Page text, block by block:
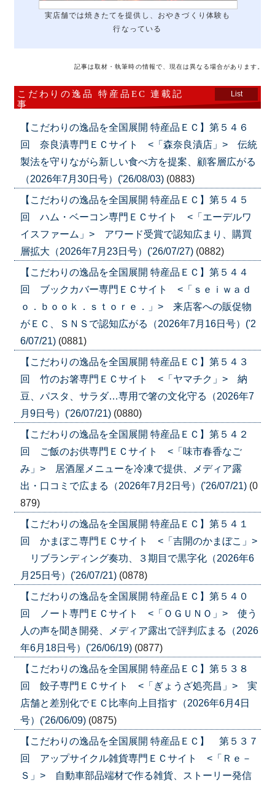
実店舗では焼きたてを提供し、おやきづくり体験も
行なっている
記事は取材・執筆時の情報で、現在は異なる場合があります。
こだわりの逸品 特産品EC 連載記
事
List
【こだわりの逸品を全国展開 特産品ＥＣ】第５４６
回 奈良漬専門ＥＣサイト <「森奈良漬店」> 伝統
製法を守りながら新しい食べ方を提案、顧客層広がる
（2026年7月30日号）('26/08/03) (0883)
【こだわりの逸品を全国展開 特産品ＥＣ】第５４５
回 ハム・ベーコン専門ＥＣサイト <「エーデルワ
イスファーム」> アワード受賞で認知広まり、購買
層拡大（2026年7月23日号）('26/07/27) (0882)
【こだわりの逸品を全国展開 特産品ＥＣ】第５４４
回 ブックカバー専門ＥＣサイト <「ｓｅｉｗａｄ
ｏ．ｂｏｏｋ．ｓｔｏｒｅ．」> 来店客への販促物
がＥＣ、ＳＮＳで認知広がる（2026年7月16日号）('2
6/07/21) (0881)
【こだわりの逸品を全国展開 特産品ＥＣ】第５４３
回 竹のお箸専門ＥＣサイト <「ヤマチク」> 納
豆、パスタ、サラダ…専用で箸の文化守る（2026年7
月9日号）('26/07/21) (0880)
【こだわりの逸品を全国展開 特産品ＥＣ】第５４２
回 ご飯のお供専門ＥＣサイト <「味市春香なご
み」> 居酒屋メニューを冷凍で提供、メディア露
出・口コミで広まる（2026年7月2日号）('26/07/21) (0
879)
【こだわりの逸品を全国展開 特産品ＥＣ】第５４１
回 かまぼこ専門ＥＣサイト <「吉開のかまぼこ」>
リブランディング奏功、３期目で黒字化（2026年6
月25日号）('26/07/21) (0878)
【こだわりの逸品を全国展開 特産品ＥＣ】第５４０
回 ノート専門ＥＣサイト <「ＯＧＵＮＯ」> 使う
人の声を聞き開発、メディア露出で評判広まる（2026
年6月18日号）('26/06/19) (0877)
【こだわりの逸品を全国展開 特産品ＥＣ】第５３８
回 餃子専門ＥＣサイト <「ぎょうざ処亮昌」> 実
店舗と差別化でＥＣ比率向上目指す（2026年6月4日
号）('26/06/09) (0875)
【こだわりの逸品を全国展開 特産品ＥＣ】 第５３７
回 アップサイクル雑貨専門ＥＣサイト <「Ｒｅ－
Ｓ」> 自動車部品端材で作る雑貨、ストーリー発信